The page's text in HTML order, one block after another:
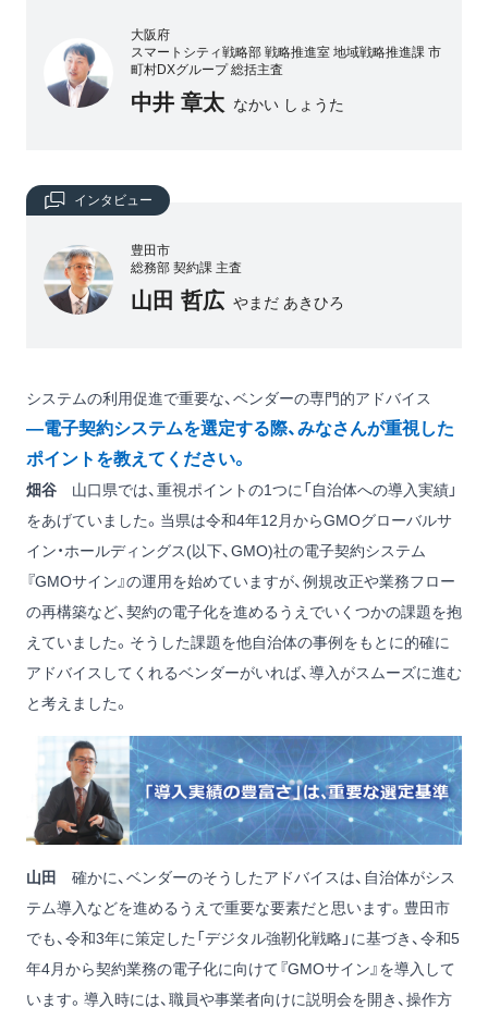
大阪府
スマートシティ戦略部 戦略推進室 地域戦略推進課 市
町村DXグループ 総括主査
中井 章太 なかい しょうた
インタビュー
豊田市
総務部 契約課 主査
山田 哲広 やまだ あきひろ
システムの利用促進で重要な、ベンダーの専門的アドバイス
―電子契約システムを選定する際、みなさんが重視した
ポイントを教えてください。
畑谷 山口県では、重視ポイントの1つに「自治体への導入実績」
をあげていました。当県は令和4年12月からGMOグローバルサ
イン・ホールディングス(以下、GMO)社の電子契約システム
『GMOサイン』の運用を始めていますが、例規改正や業務フロー
の再構築など、契約の電子化を進めるうえでいくつかの課題を抱
えていました。そうした課題を他自治体の事例をもとに的確に
アドバイスしてくれるベンダーがいれば、導入がスムーズに進む
と考えました。
山田
確かに、ベンダーのそうしたアドバイスは、自治体がシス
テム導入などを進めるうえで重要な要素だと思います。豊田市
でも、令和3年に策定した「デジタル強靭化戦略」に基づき、令和5
年4月から契約業務の電子化に向けて『GMOサイン』を導入して
います。導入時には、職員や事業者向けに説明会を開き、操作方